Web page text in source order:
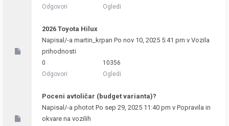
Odgovori
Ogledi
2026 Toyota Hilux
Napisal/-a martin_krpan Po nov 10, 2025 5:41 pm v Vozila
prihodnosti
0
Odgovori
10356
Ogledi
Poceni avtoličar (budget varianta)?
Napisal/-a photot Po sep 29, 2025 11:40 pm v Popravila in
okvare na vozilih